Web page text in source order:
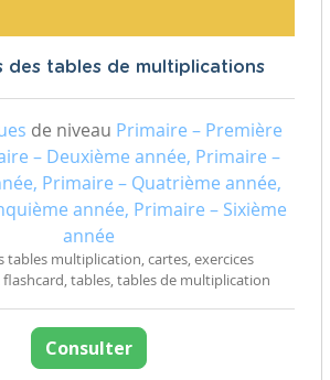
des tables de multiplications
de niveau Primaire – Première
– Deuxième année, Primaire –
Primaire – Quatrième année,
année, Primaire – Sixième
année
tables multiplication, cartes, exercices
tables, tables de multiplication
Consulter